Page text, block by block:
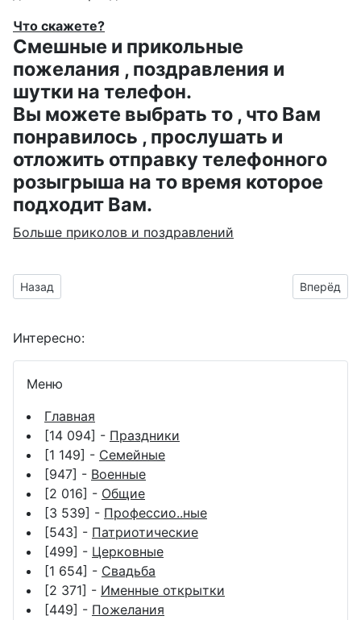
Что скажете?
Смешные и прикольные
пожелания , поздравления и
шутки на телефон.
Вы можете выбрать то , что Вам
понравилось , прослушать и
отложить отправку телефонного
розыгрыша на то время которое
подходит Вам.
Больше приколов и поздравлений
Предыдущий материал: Поздравить Боженочку с Днём
Назад Вперёд
Интересно:
Меню
Главная
[14 094] - Праздники
[1 149] - Семейные
[947] - Военные
[2 016] - Общие
[3 539] - Профессио..ные
[543] - Патриотические
[499] - Церковные
[1 654] - Свадьба
[2 371] - Именные открытки
[449] - Пожелания